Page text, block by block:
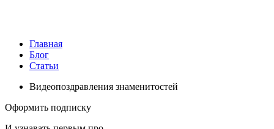
Главная
Блог
Статьи
Видеопоздравления знаменитостей
Оформить подписку